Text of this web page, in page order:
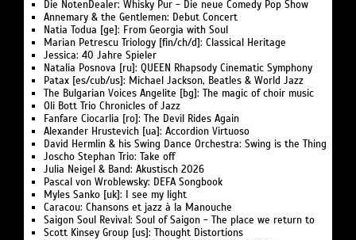
Die NotenDealer: Whisky Pur - Die neue Comedy Pop Show
Annemary & the Gentlemen: Debut Concert
Natia Todua [ge]: From Georgia with Soul
Marian Petrescu Triology [fin/ch/d]: Classical Heritage
Jessica: 40 Jahre Spieler
Natalia Posnova [ru]: QUEEN Rhapsody Cinematic Symphony
Patax [es/cub/us]: Michael Jackson, Beatles & World Jazz
The Bulgarian Voices Angelite [bg]: The magic of choir music
Oli Bott Trio Chronicles of Jazz
Fanfare Ciocarlia [ro]: The Devil Rides Again
Alexander Hrustevich [ua]: Accordion Virtuoso
David Hermlin & his Swing Dance Orchestra: Swing is the Thing
Joscho Stephan Trio: Take off
Julia Neigel & Band: Akustisch 2026
Pascal von Wroblewsky: DEFA Songbook
Myles Sanko [uk]: I see my light
Caracou: Chansons et jazz à la Manouche
Saigon Soul Revival: Soul of Saigon - The place we return to
Scott Kinsey Group [us]: Thought Distortions